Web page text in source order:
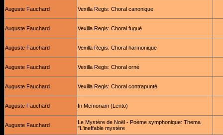
Auguste Fauchard Vexilla Regis: Choral canonique
Auguste Fauchard Vexilla Regis: Choral fugué
Auguste Fauchard Vexilla Regis: Choral harmonique
Auguste Fauchard Vexilla Regis: Choral orné
Auguste Fauchard Vexilla Regis: Choral contrapunté
Auguste Fauchard In Memoriam (Lento)
Auguste Fauchard
Le Mystère de Noël - Poème symphonique: Thema
"L'ineffable mystère